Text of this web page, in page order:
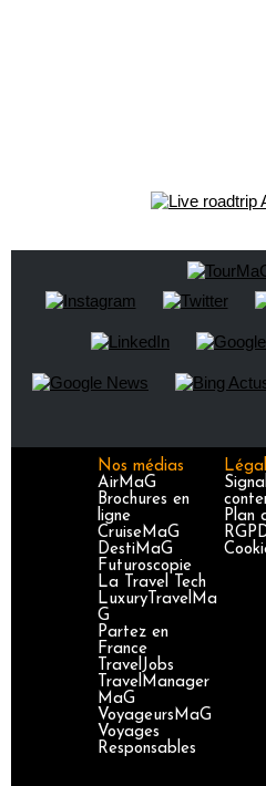
Nos médias
AirMaG
Brochures en
ligne
CruiseMaG
DestiMaG
Futuroscopie
La Travel Tech
LuxuryTravelMa
G
Partez en
France
TravelJobs
TravelManager
MaG
VoyageursMaG
Voyages
Responsables
Légal
Plan